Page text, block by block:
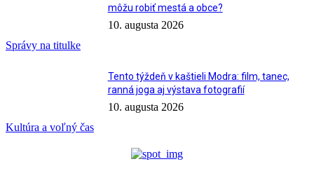
Správy na titulke
môžu robiť mestá a obce?
10. augusta 2026
Kultúra a voľný čas
Tento týždeň v kaštieli Modra: film, tanec,
ranná joga aj výstava fotografií
10. augusta 2026